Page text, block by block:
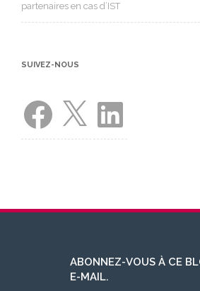
partenaires en cas d’IST
SUIVEZ-NOUS
Facebook LinkedIn
ABONNEZ-VOUS À CE
E-MAIL.